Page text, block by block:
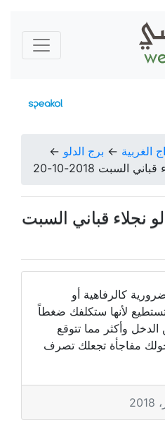
الغربية ← برج الدلو ←
السبت 2018-10-20
نجلاء قباني السبت
كالرفاهية أو
لأنها ستكلفك ضغطاً
وأكثر مما تتوقع
مفاجأة تجعلك تصرف